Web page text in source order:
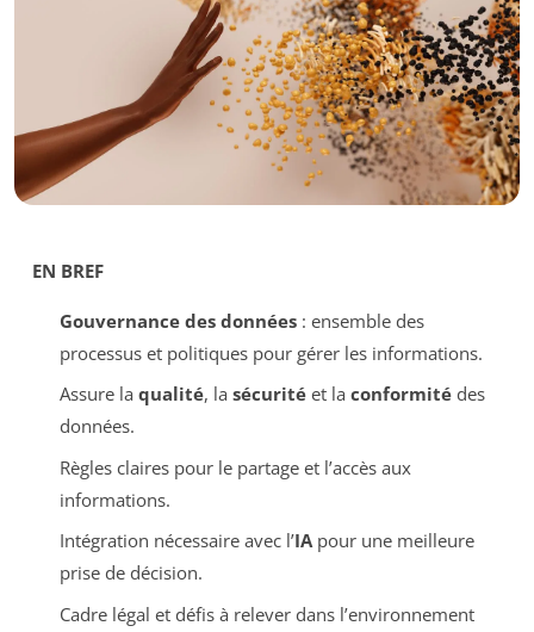
EN BREF
Gouvernance des données: ensemble des
processus et politiques pour gérer les informations.
Assure la qualité, la sécuritéet la conformitédes
données.
Règles claires pour le partage et l’accès aux
informations.
Intégration nécessaire avec l’IApour une meilleure
prise de décision.
Cadre légal et défis à relever dans l’environnement